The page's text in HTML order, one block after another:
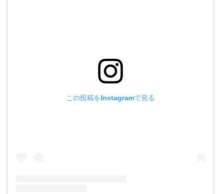
この投稿をInstagramで見る